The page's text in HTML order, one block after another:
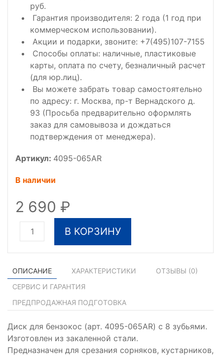
руб.
Гарантия производителя: 2 года (1 год при
коммерческом использовании).
Акции и подарки, звоните: +7(495)107-7155
Способы оплаты: наличные, пластиковые
карты, оплата по счету, безналичный расчет
(для юр.лиц).
Вы можете забрать товар самостоятельно
по адресу: г. Москва, пр-т Вернадского д.
93 (Просьба предварительно оформлять
заказ для самовывоза и дождаться
подтверждения от менеджера).
Артикул: 4095-065AR
В наличии
2 690
В КОРЗИНУ
ОПИСАНИЕ ХАРАКТЕРИСТИКИ ОТЗЫВЫ (0)
СЕРВИС И ГАРАНТИЯ
ПРЕДПРОДАЖНАЯ ПОДГОТОВКА
Диск для бензокос (арт. 4095-065AR) с 8 зубьями.
Изготовлен из закаленной стали.
Предназначен для срезания сорняков, кустарников,